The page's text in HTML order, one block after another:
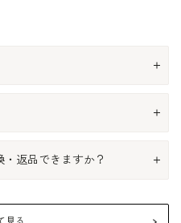
返品できますか？